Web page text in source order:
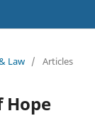
Law / Articles
Hope